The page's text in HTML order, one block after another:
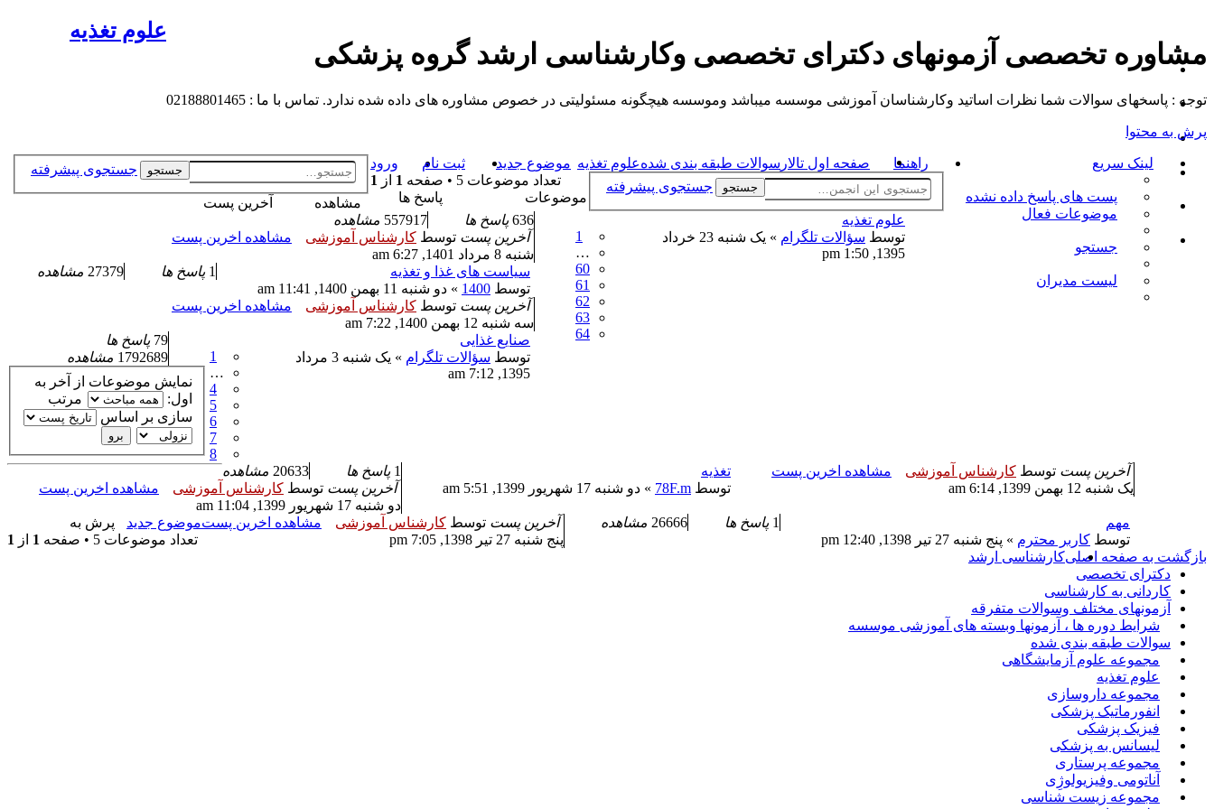
مشاوره تخصصی آزمونهای دکترای تخصصی وکارشناسی ارشد گروه پزشکی
توجه : پاسخهای سوالات شما نظرات اساتید وکارشناسان آموزشی موسسه میباشد وموسسه هیچگونه مسئولیتی در خصوص مشاوره های داده شده ندارد. تماس با ما : 02188801465
پرش به محتوا
جستجو جستجوی پیشرفته لینک سریع
پست های پاسخ داده نشده
موضوعات فعال
جستجو
لیست مدیران
راهنما ورود ثبت نام صفحه اول تالار سوالات طبقه بندی شدهعلوم تغذیه
علوم تغذیه
موضوع جدید
جستجو جستجوی پیشرفته تعداد موضوعات 5 • صفحه 1 از 1
موضوعات
پاسخ ها مشاهده
آخرین پست
علوم تغذیه
1
…
60
61
62
63
64
توسط سؤالات تلگرام
» یک شنبه 23 خرداد
1395, 1:50 pm
636 پاسخ ها 557917 مشاهده
آخرین پست توسط کارشناس آموزشی
مشاهده اخرین پست
شنبه 8 مرداد 1401, 6:27 am
سیاست های غذا و تغذیه
توسط 1400 » دو شنبه 11 بهمن 1400, 11:41 am
1 پاسخ ها 27379 مشاهده
آخرین پست توسط کارشناس آموزشی
مشاهده اخرین پست
سه شنبه 12 بهمن 1400, 7:22 am
صنایع غذایی
1
…
4
5
6
7
8
توسط سؤالات تلگرام
» یک شنبه 3 مرداد
1395, 7:12 am
79 پاسخ ها
1792689 مشاهده
آخرین پست توسط کارشناس آموزشی
مشاهده اخرین پست
یک شنبه 12 بهمن 1399, 6:14 am
تغذیه
توسط 78F.m » دو شنبه 17 شهریور 1399, 5:51 am
1 پاسخ ها 20633 مشاهده
آخرین پست توسط کارشناس آموزشی
مشاهده اخرین پست
دو شنبه 17 شهریور 1399, 11:04 am
مهم
توسط کاربر محترم » پنج شنبه 27 تیر 1398, 12:40 pm
1 پاسخ ها 26666 مشاهده آخرین پست توسط کارشناس آموزشی
مشاهده اخرین پست
پنج شنبه 27 تیر 1398, 7:05 pm
نمایش موضوعات از آخر به
اول:
مرتب
سازی بر اساس
موضوع جدید
تعداد موضوعات 5 • صفحه
1 از 1
بازگشت به صفحه اصلی
پرش به
کارشناسی ارشد
دکترای تخصصی
کاردانی به کارشناسی
آزمونهای مختلف وسوالات متفرقه
شرایط دوره ها ، آزمونها وبسته های آموزشی موسسه
سوالات طبقه بندی شده
مجموعه علوم آزمایشگاهی
علوم تغذیه
مجموعه داروسازی
انفورماتیک پزشکی
فیزیک پزشکی
لیسانس به پزشکی
مجموعه پرستاری
آناتومی وفیزیولوژِی
مجموعه زیست شناسی